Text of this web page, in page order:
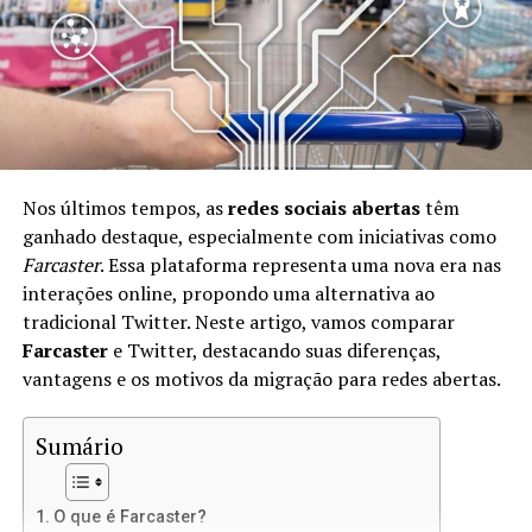
Com o Lens Protocol, você pode manter o controle
total sobre suas informações e interações. Isso significa
que você é o único proprietário de sua identidade digital
e pode usá-la em diferentes plataformas sem perder
dados ou seguidores.
Benefícios de Usar o Lens Protocol
Existem muitos benefícios em adotar o Lens Protocol,
incluindo:
Controle de Dados:
Você mantém seus dados
pessoais e históricos de interações.
diversas plataformas que suportam o Lens
Protocol.
Monetização:Crie conteúdo e receba
Nos últimos tempos, asredes sociais abertastêm
ganhado destaque, especialmente com iniciativas como
Farcaster. Essa plataforma representa uma nova era nas
interações online, propondo uma alternativa ao
tradicional Twitter. Neste artigo, vamos comparar
Farcastere Twitter, destacando suas diferenças,
vantagens e os motivos da migração para redes abertas.
Sumário
O que é Farcaster?